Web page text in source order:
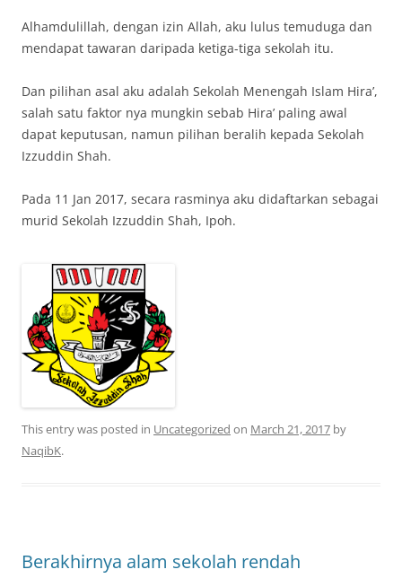
Alhamdulillah, dengan izin Allah, aku lulus temuduga dan
mendapat tawaran daripada ketiga-tiga sekolah itu.
Dan pilihan asal aku adalah Sekolah Menengah Islam Hira’,
salah satu faktor nya mungkin sebab Hira’ paling awal
dapat keputusan, namun pilihan beralih kepada Sekolah
Izzuddin Shah.
Pada 11 Jan 2017, secara rasminya aku didaftarkan sebagai
murid Sekolah Izzuddin Shah, Ipoh.
This entry was posted in Uncategorized on March 21, 2017 by
NaqibK.
Berakhirnya alam sekolah rendah